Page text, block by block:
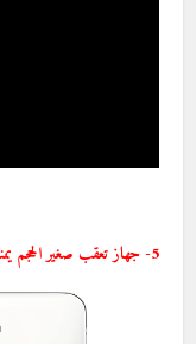
5- جهاز تعقب صغير الحجم يمنكنك تتبعه من خلال هاتفك النقال: